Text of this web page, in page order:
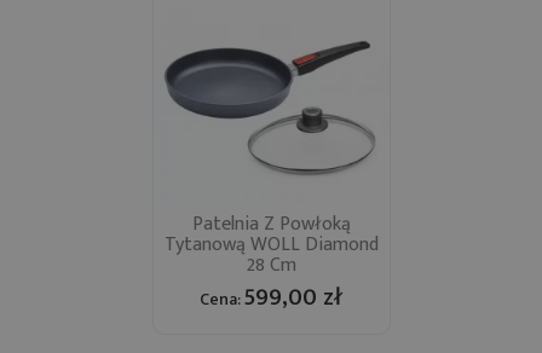
Patelnia Z Powłoką
Tytanową WOLL Diamond
28 Cm
Cena:599,00 zł